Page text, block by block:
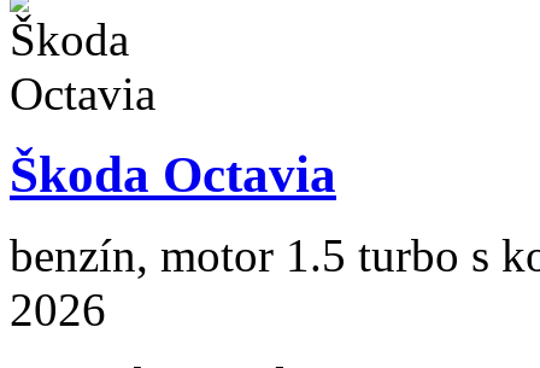
Škoda Octavia
benzín, motor 1.5 turbo s
2026